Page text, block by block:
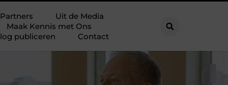
Partners
Uit de Media
Maak Kennis met Ons
publiceren
Contact